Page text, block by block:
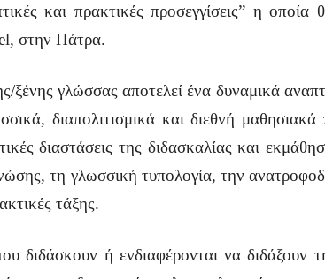
και πρακτικές προσεγγίσεις” η
στην Πάτρα.
ξένης γλώσσας αποτελεί ένα δυναμικά
διαπολιτισμικά και διεθνή
διαστάσεις της διδασκαλίας και
τη γλωσσική τυπολογία, την
τάξης.
διδάσκουν ή ενδιαφέρονται να